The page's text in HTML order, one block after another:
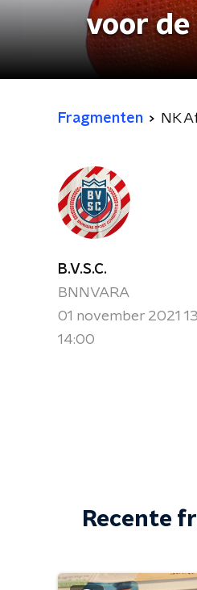
voor
Fragmenten NK
B.V.S.C.
BNNVARA
01 november 2021
14:00
Recente